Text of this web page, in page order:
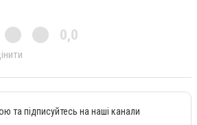
0,0
та підписуйтесь на наші канали